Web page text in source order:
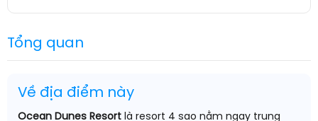
Tổng quan
Về địa điểm này
Ocean Dunes Resort là resort 4 sao nằm ngay trung